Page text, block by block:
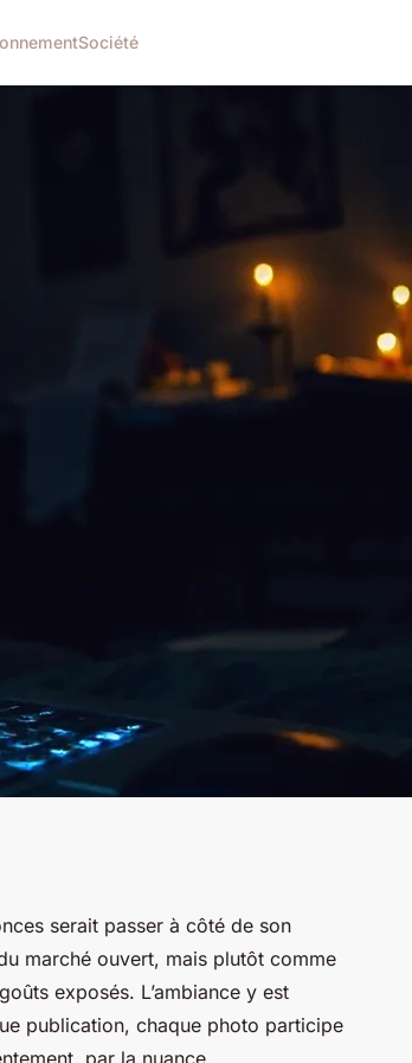
Société
serait passer à côté de son
marché ouvert, mais plutôt comme
exposés. L’ambiance y est
publication, chaque photo participe
par la nuance.